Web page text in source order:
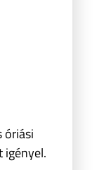
óriási
igényel.